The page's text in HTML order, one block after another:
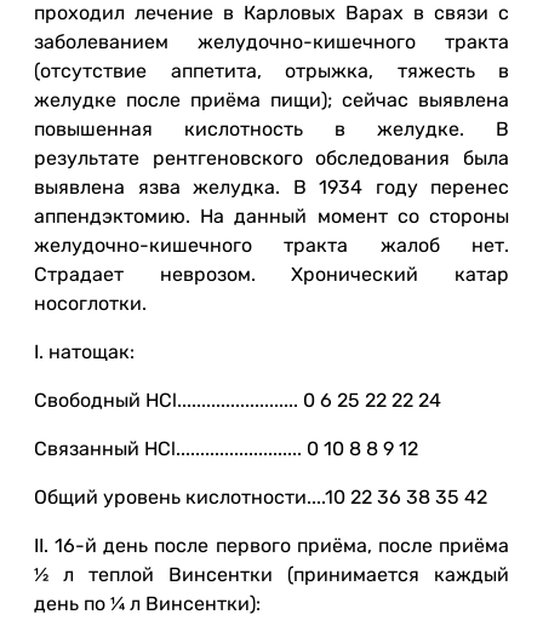
проходил лечение в Карловых Варах в связи с
заболеванием желудочно-кишечного тракта
(отсутствие аппетита, отрыжка, тяжесть в
желудке после приёма пищи); сейчас выявлена
повышенная кислотность в желудке. В
результате рентгеновского обследования была
выявлена язва желудка. В 1934 году перенес
аппендэктомию. На данный момент со стороны
желудочно-кишечного тракта жалоб нет.
Страдает неврозом. Хронический катар
носоглотки.
I. натощак:
Свободный HCl......................... 0 6 25 22 22 24
Связанный HCl.......................... 0 10 8 8 9 12
Общий уровень кислотности....10 22 36 38 35 42
II. 16-й день после первого приёма, после приёма
½ л теплой Винсентки (принимается каждый
день по ¼ л Винсентки):